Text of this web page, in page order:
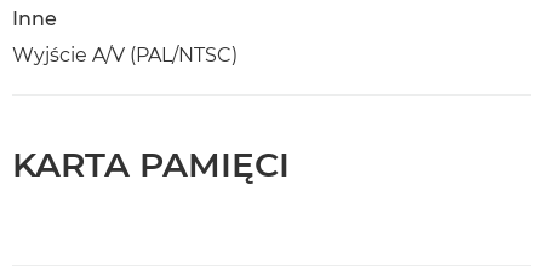
Inne
Wyjście A/V (PAL/NTSC)
KARTA PAMIĘCI